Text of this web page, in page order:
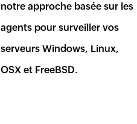
notre approche basée sur les
agents pour surveiller vos
serveurs Windows, Linux,
OSX et FreeBSD.